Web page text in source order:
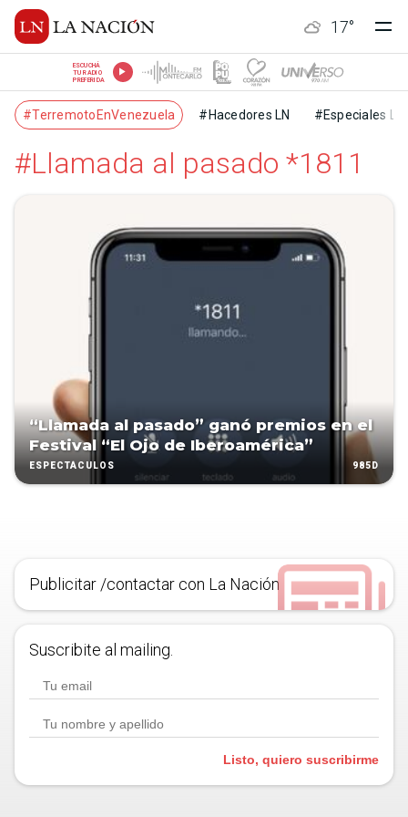
17°
ESCUCHÁ
TU RADIO
PREFERIDA
#TerremotoEnVenezuela #Hacedores LN #Especiales LN
#Llamada al pasado *1811
“Llamada al pasado” ganó premios en el
Festival “El Ojo de Iberoamérica”
ESPECTÁCULOS 985D
Publicitar /contactar con La Nación
Suscribite al mailing.
Listo, quiero suscribirme